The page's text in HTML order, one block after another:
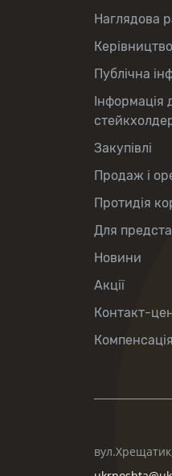
Наглядова
Керівництво
Публічна
Інформація
Закупівлі
Продаж і
Протидія
Для
Новини
Акції
Контакт-